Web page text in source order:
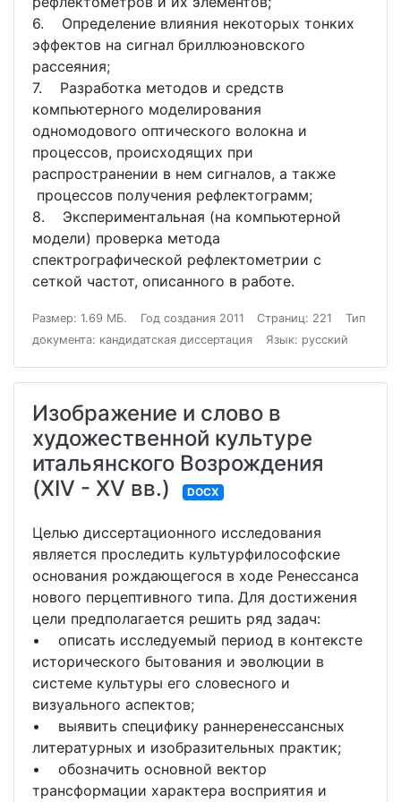
6. Определение влияния некоторых тонких
эффектов на сигнал бриллюэновского
рассеяния;
7. Разработка методов и средств
компьютерного моделирования
одномодового оптического волокна и
процессов, происходящих при
распространении в нем сигналов, а также
процессов получения рефлектограмм;
8. Экспериментальная (на компьютерной
модели) проверка метода
спектрографической рефлектометрии с
сеткой частот, описанного в работе.
Размер: 1.69 МБ. Год создания 2011 Страниц: 221
Тип
документа: кандидатская диссертация
Язык: русский
Изображение и слово в
художественной культуре
итальянского Возрождения
(XIV - XV вв.)
DOCX
Целью диссертационного исследования
является проследить культурфилософские
основания рождающегося в ходе Ренессанса
нового перцептивного типа. Для достижения
цели предполагается решить ряд задач:
• описать исследуемый период в контексте
исторического бытования и эволюции в
системе культуры его словесного и
визуального аспектов;
• выявить специфику раннеренессансных
литературных и изобразительных практик;
• обозначить основной вектор
трансформации характера восприятия и